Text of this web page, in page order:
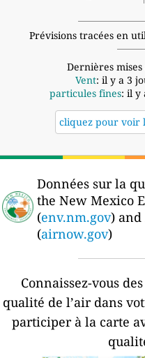
Prévisions tracées en
Dernières
Vent: il y a 3
particules fines: il y
cliquez pour voir
Données sur la
the New Mexico
(env.nm.gov) and
(airnow.gov)
Connaissez-vous
qualité de l’air dans
participer à la carte